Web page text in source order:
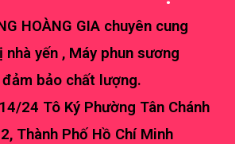
HOÀNG GIA chuyên cung
yến , Máy phun sương
đảm bảo chất lượng.
24 Tô Ký Phường Tân Chánh
Thành Phố Hồ Chí Minh